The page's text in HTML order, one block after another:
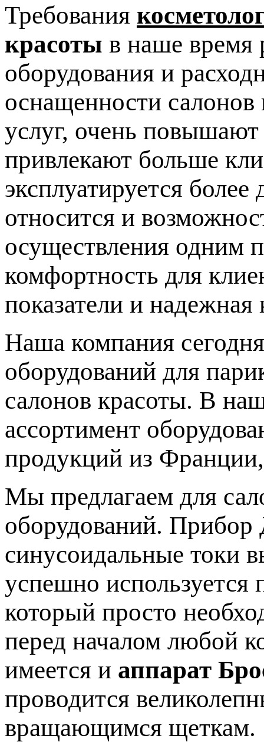
Требования
красоты в наше время
оборудования и
оснащенности салонов
услуг, очень
привлекают больше
эксплуатируется
относится и
осуществления одним
комфортность для
показатели и надежная
Наша компания
оборудований для
салонов красоты. В
ассортимент
продукций из
Мы предлагаем для
оборудований. Прибор
синусоидальные токи
успешно используется
который просто
перед началом любой
имеется и аппарат
проводится
вращающимся щеткам.